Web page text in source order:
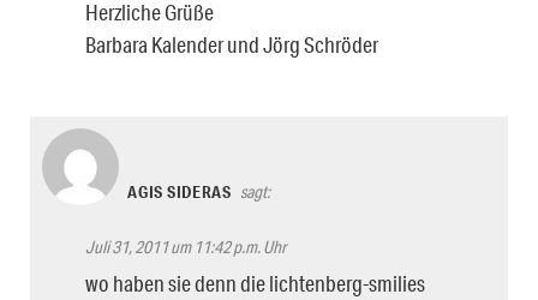
Herzliche Grüße
Barbara Kalender und Jörg Schröder
AGIS SIDERAS sagt:
Juli 31, 2011 um 11:42 p.m. Uhr
wo haben sie denn die lichtenberg-smilies